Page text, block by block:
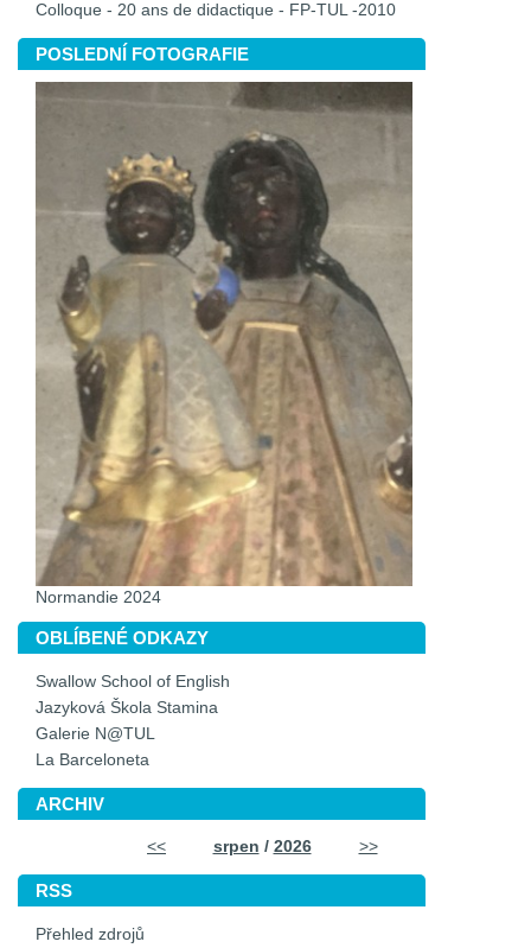
Colloque - 20 ans de didactique - FP-TUL -2010
POSLEDNÍ FOTOGRAFIE
Normandie 2024
OBLÍBENÉ ODKAZY
Swallow School of English
Jazyková Škola Stamina
Galerie N@TUL
La Barceloneta
ARCHIV
<< srpen / 2026 >>
RSS
Přehled zdrojů